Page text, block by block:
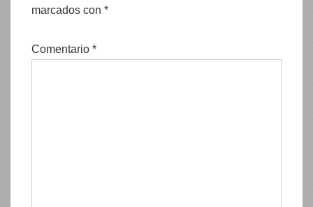
marcados con *
Comentario *